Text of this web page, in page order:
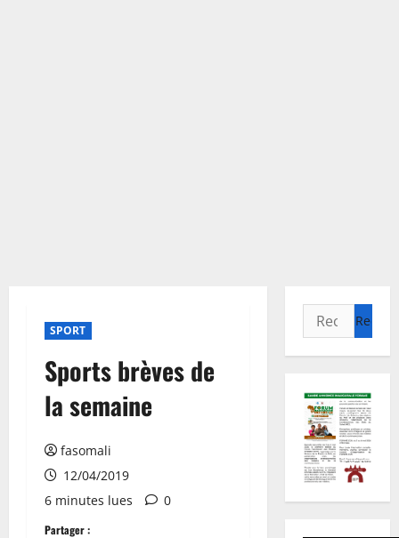
SPORT
Sports brèves de
la semaine
fasomali
12/04/2019
6 minutes lues
0
Partager :
Rechercher :